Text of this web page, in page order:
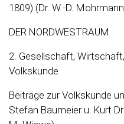
1809) (Dr. W.-D.
DER NORDWESTRAUM
2. Gesellschaft,
Volkskunde
Beiträge zur Volkskunde
Stefan Baumeier u. Kurt